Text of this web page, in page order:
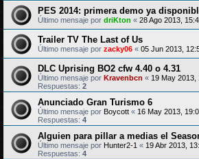
PES 2014: primera demo ya
Último mensaje por driKton « 28 Ago 2013,
Trailer TV The Last of Us
Último mensaje por zacky06 « 05 Jun 2013,
DLC Uprising BO2 cfw 4.40 o 4.31
Último mensaje por Kravenbcn « 19 May 2013,
Respuestas: 2
Anunciado Gran Turismo 6
Último mensaje por Boycott « 16 May 2013,
Respuestas: 4
Alguien para pillar a medias el
Último mensaje por Hunter2-1 « 19 Abr 2013,
Respuestas: 4